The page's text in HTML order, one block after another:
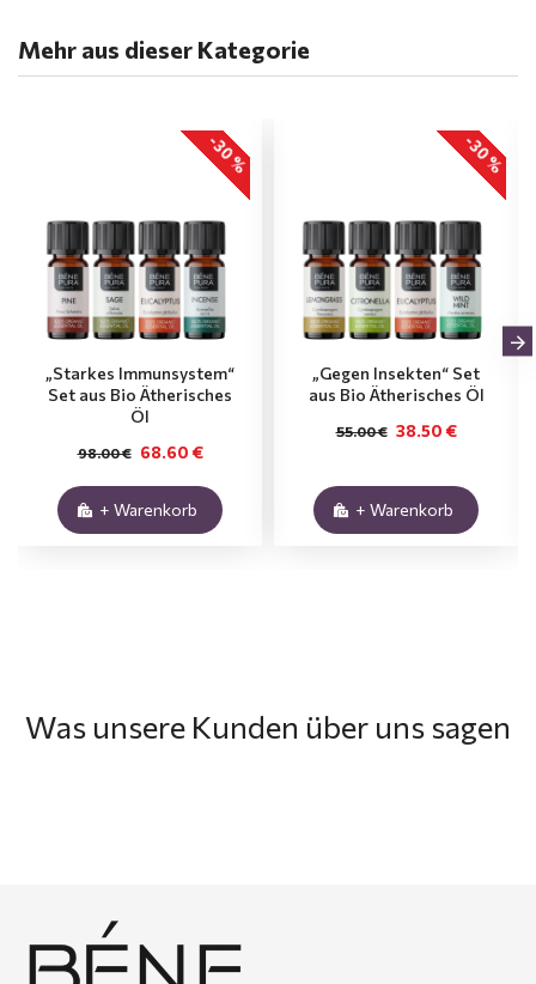
Mehr aus dieser Kategorie
-30 %
„Starkes Immunsystem“
Set aus Bio Ätherisches
Öl
68.60 €
98.00 €
+ Warenkorb
-30 %
„Gegen Insekten“ Set
aus Bio Ätherisches Öl
38.50 €
55.00 €
+ Warenkorb
Was unsere Kunden über uns sagen